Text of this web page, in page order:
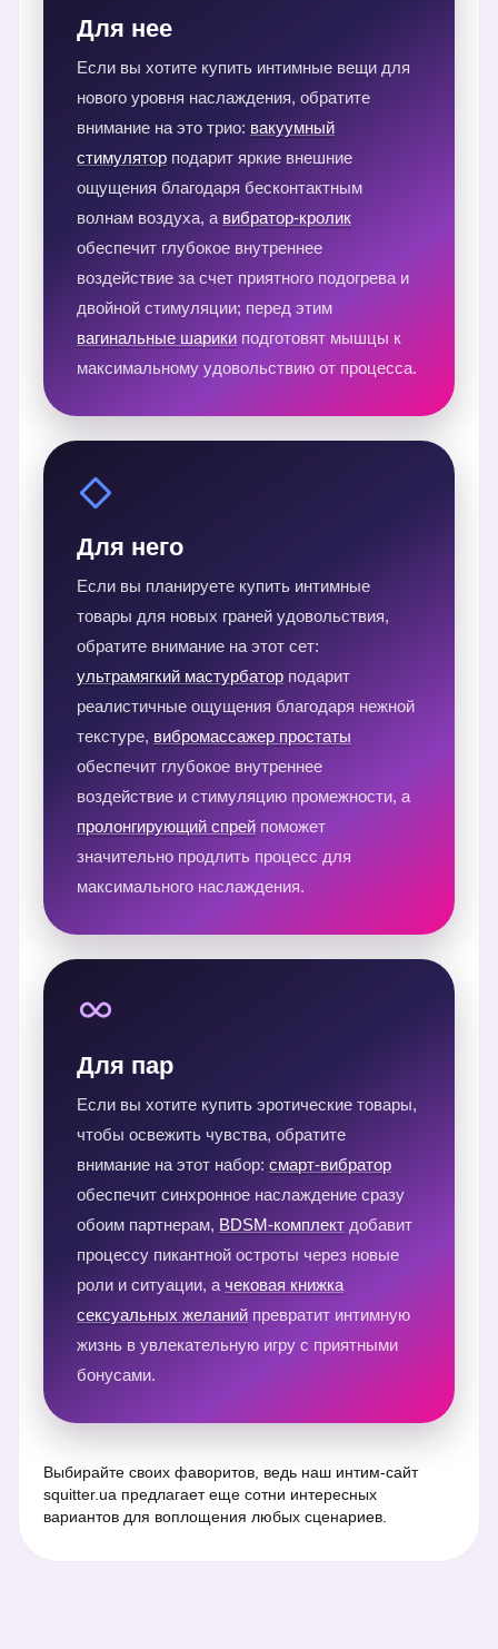
Для нее
Если вы хотите купить интимные вещи для
нового уровня наслаждения, обратите
внимание на это трио: вакуумный
стимулятор подарит яркие внешние
ощущения благодаря бесконтактным
волнам воздуха, а вибратор-кролик
обеспечит глубокое внутреннее
воздействие за счет приятного подогрева и
двойной стимуляции; перед этим
вагинальные шарики подготовят мышцы к
максимальному удовольствию от процесса.
Для него
Если вы планируете купить интимные
товары для новых граней удовольствия,
обратите внимание на этот сет:
ультрамягкий мастурбатор подарит
реалистичные ощущения благодаря нежной
текстуре, вибромассажер простаты
обеспечит глубокое внутреннее
воздействие и стимуляцию промежности, а
пролонгирующий спрей поможет
значительно продлить процесс для
максимального наслаждения.
Для пар
Если вы хотите купить эротические товары,
чтобы освежить чувства, обратите
внимание на этот набор: смарт-вибратор
обеспечит синхронное наслаждение сразу
обоим партнерам, BDSM-комплект добавит
процессу пикантной остроты через новые
роли и ситуации, а чековая книжка
сексуальных желаний превратит интимную
жизнь в увлекательную игру с приятными
бонусами.
Выбирайте своих фаворитов, ведь наш интим-сайт
squitter.ua предлагает еще сотни интересных
вариантов для воплощения любых сценариев.